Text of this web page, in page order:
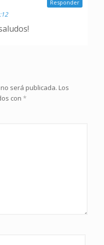
Responder
será publicada. Los
con *